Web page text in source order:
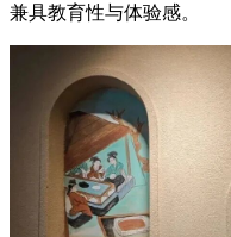
兼具教育性与体验感。